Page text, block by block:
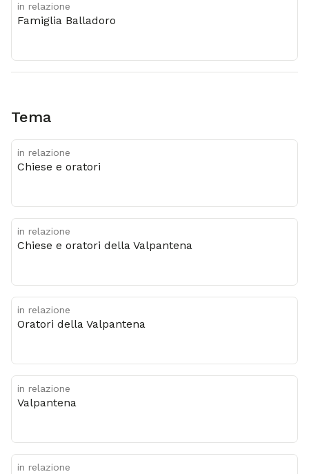
in relazione
Famiglia Balladoro
Tema
in relazione
Chiese e oratori
in relazione
Chiese e oratori della Valpantena
in relazione
Oratori della Valpantena
in relazione
Valpantena
in relazione